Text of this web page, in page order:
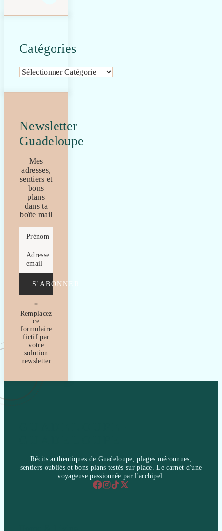
Catégories
Catégories
Newsletter
Guadeloupe
Mes
adresses,
sentiers et
bons
plans
dans ta
boîte mail
Prénom
Adresse
email
S'ABONNER
*
Remplacez
ce
formulaire
fictif par
votre
solution
newsletter
Récits authentiques de Guadeloupe, plages méconnues,
sentiers oubliés et bons plans testés sur place. Le carnet d'une
voyageuse passionnée par l'archipel.